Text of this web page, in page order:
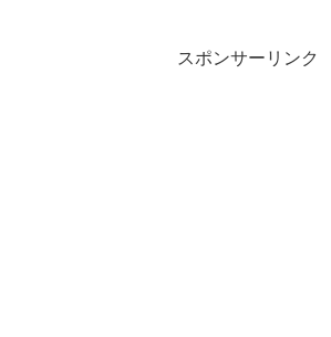
スポンサーリンク